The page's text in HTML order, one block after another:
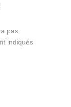
pas
indiqués